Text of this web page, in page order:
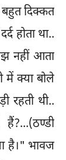
बहुत दिक्कत
होता था..
नहीं आता
में क्या बोले
रहती थी..
है।" भावज